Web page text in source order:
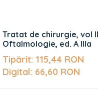
Tratat de chirurgie, vol
Oftalmologie, ed. A IIIa
Tipărit: 115,44 RON
Digital: 66,60 RON